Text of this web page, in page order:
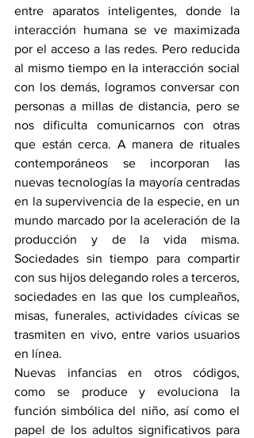
entre aparatos inteligentes, donde la
interacción humana se ve maximizada
por el acceso a las redes. Pero reducida
al mismo tiempo en la interacción social
con los demás, logramos conversar con
personas a millas de distancia, pero se
nos dificulta comunicarnos con otras
que están cerca. A manera de rituales
contemporáneos se incorporan las
nuevas tecnologías la mayoría centradas
en la supervivencia de la especie, en un
mundo marcado por la aceleración de la
producción y de la vida misma.
Sociedades sin tiempo para compartir
con sus hijos delegando roles a terceros,
sociedades en las que los cumpleaños,
misas, funerales, actividades cívicas se
trasmiten en vivo, entre varios usuarios
en línea.
Nuevas infancias en otros códigos,
como se produce y evoluciona la
función simbólica del niño, así como el
papel de los adultos significativos para